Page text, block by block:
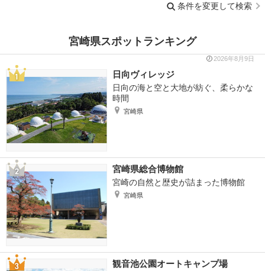
条件を変更して検索
宮崎県スポットランキング
2026年8月9日
日向ヴィレッジ
日向の海と空と大地が紡ぐ、柔らかな
時間
宮崎県
宮崎県総合博物館
宮崎の自然と歴史が詰まった博物館
宮崎県
観音池公園オートキャンプ場